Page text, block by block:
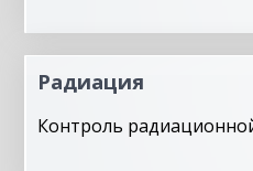
Радиация
Контроль